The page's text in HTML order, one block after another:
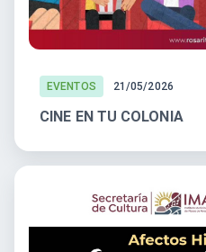
EVENTOS 21/05/2026
CINE EN TU COLONIA